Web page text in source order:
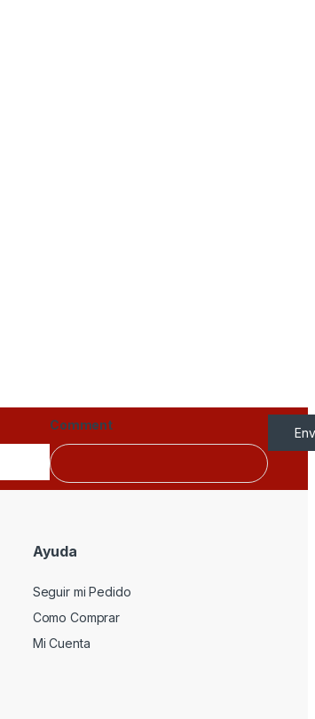
Comment
Ayuda
Seguir mi Pedido
Como Comprar
Mi Cuenta